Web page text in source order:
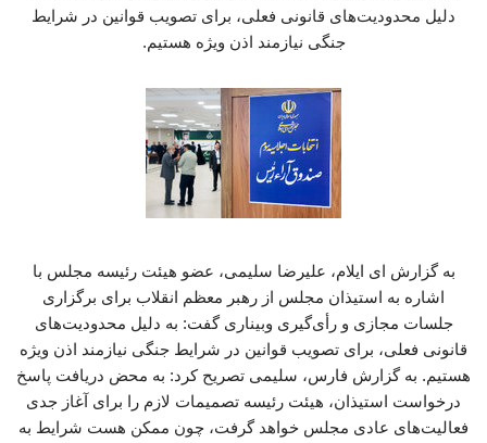
دلیل محدودیت‌های قانونی فعلی، برای تصویب قوانین در شرایط
جنگی نیازمند اذن ویژه هستیم.
به گزارش ای ایلام، علیرضا سلیمی، عضو هیئت رئیسه مجلس با
اشاره به استیذان مجلس از رهبر معظم انقلاب برای برگزاری
جلسات مجازی و رأی‌گیری وبیناری گفت: به دلیل محدودیت‌های
قانونی فعلی، برای تصویب قوانین در شرایط جنگی نیازمند اذن ویژه
هستیم. به گزارش فارس، سلیمی تصریح کرد: به محض دریافت پاسخ
درخواست استیذان، هیئت رئیسه تصمیمات لازم را برای آغاز جدی
فعالیت‌های عادی مجلس خواهد گرفت، چون ممکن هست شرایط به